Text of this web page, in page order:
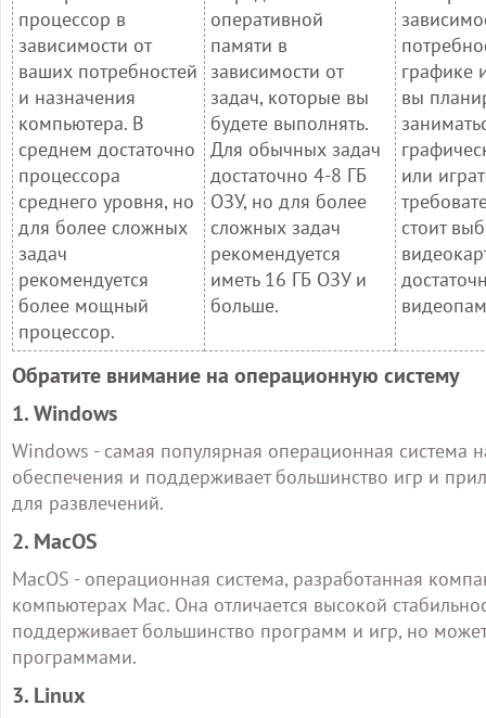
процессор в
зависимости от
ваших потребностей
и назначения
компьютера. В
среднем достаточно
процессора
среднего уровня, но
для более сложных
задач
рекомендуется
более мощный
процессор.
оперативной
памяти в
зависимости от
задач, которые вы
будете выполнять.
Для обычных задач
достаточно 4-8 ГБ
ОЗУ, но для более
сложных задач
рекомендуется
иметь 16 ГБ ОЗУ и
больше.
графике
вы
или
стоит
Обратите внимание на операционную систему
1. Windows
Windows - самая популярная операционная
обеспечения и поддерживает большинство игр и
для развлечений.
2. MacOS
MacOS - операционная система, разработанная
компьютерах Mac. Она отличается высокой
поддерживает большинство программ и игр, но
программами.
3. Linux